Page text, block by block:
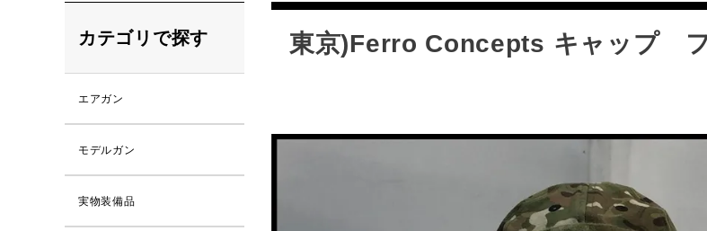
東京)Ferro Concepts キャップ
カテゴリで探す
エアガン
モデルガン
実物装備品